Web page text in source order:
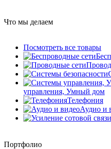
Что мы делаем
Посмотреть все товары
управления, Умный дом
Телефония
Аудио и
Портфолио